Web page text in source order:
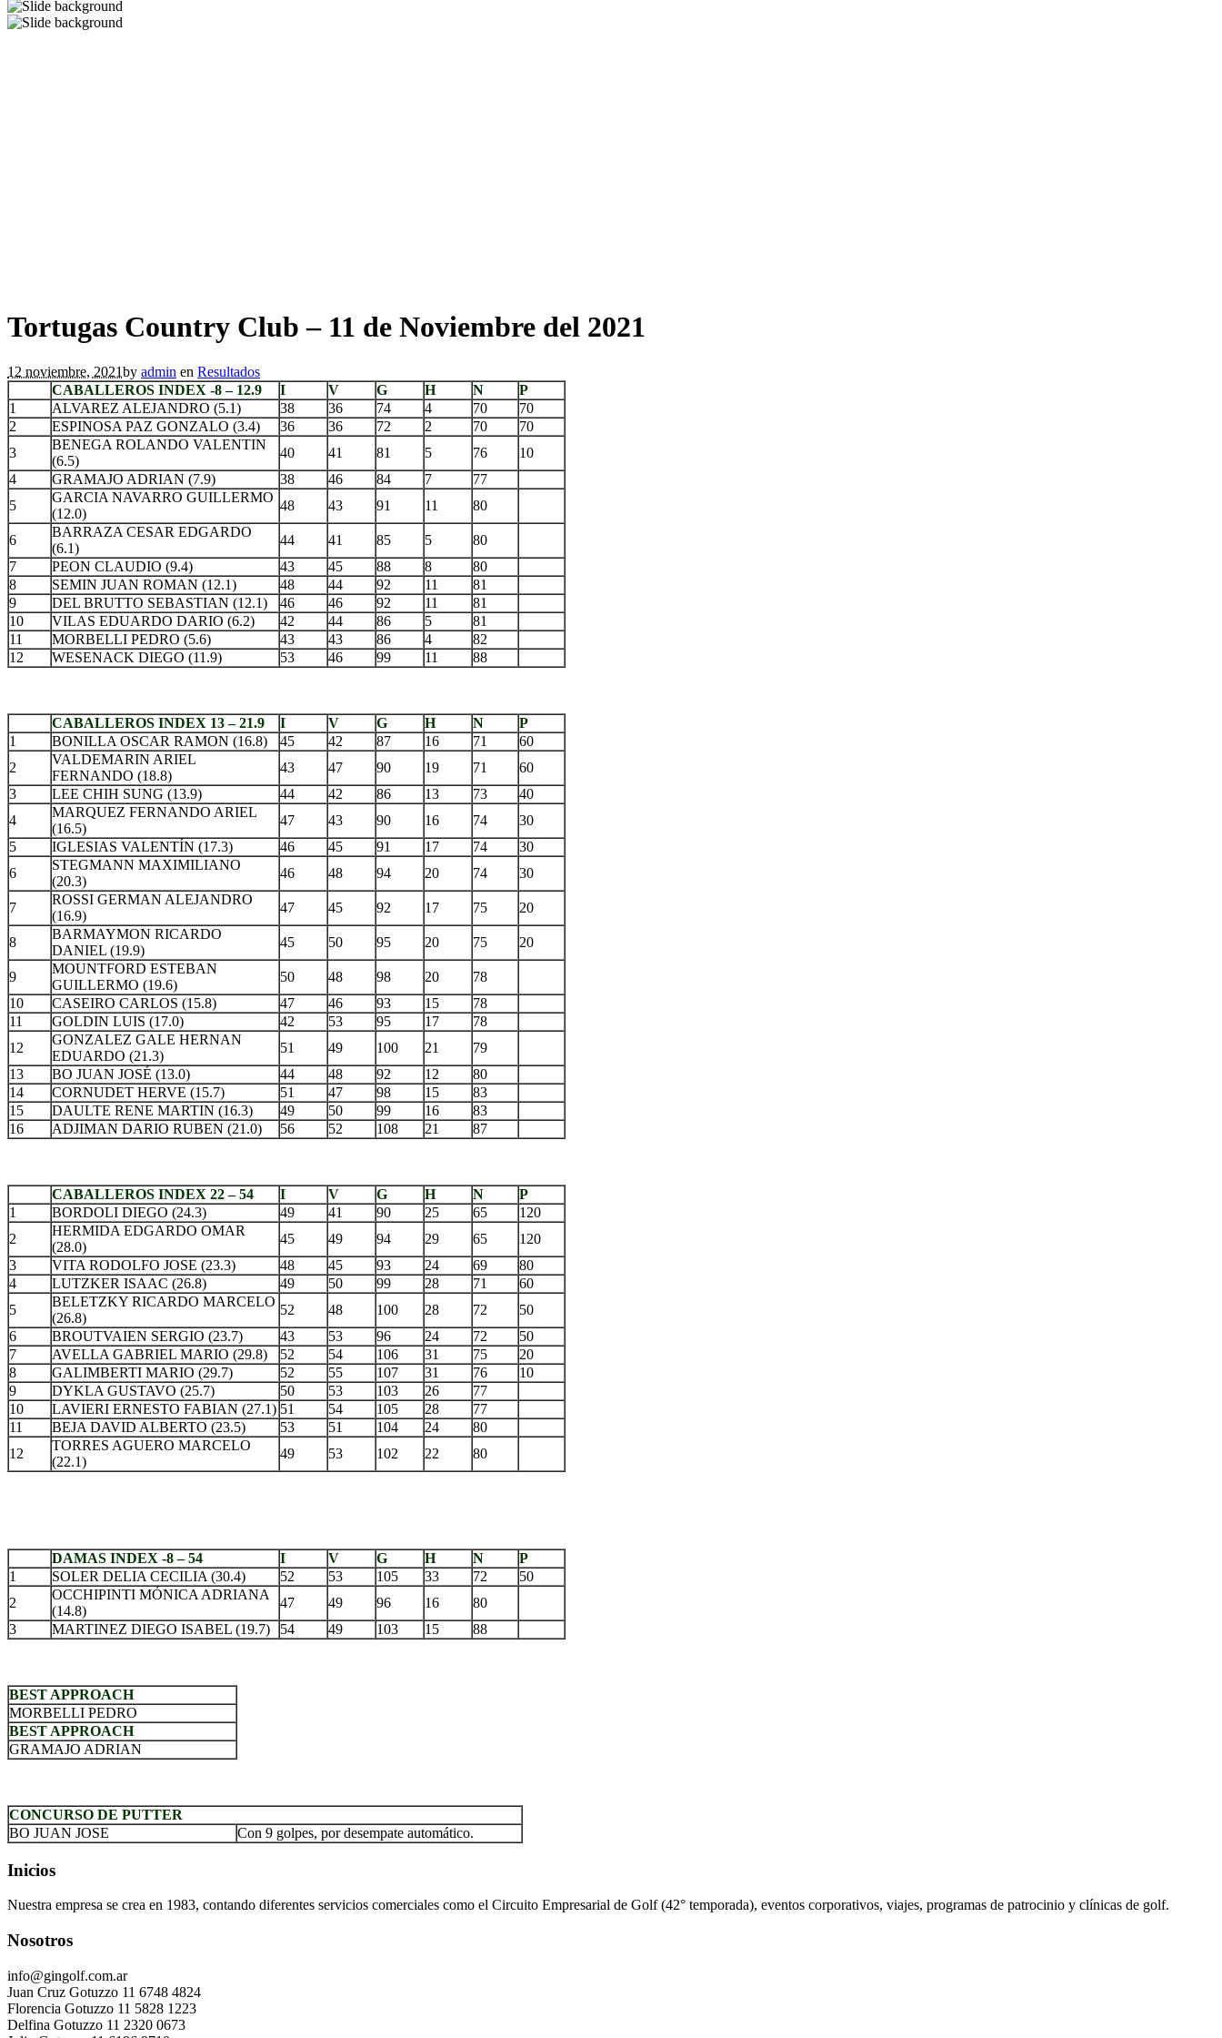
Tortugas Country Club – 11 de Noviembre del 2021
12 noviembre, 2021by admin en Resultados
CABALLEROS INDEX -8 – 12.9
I V G H N
P
1
ALVAREZ ALEJANDRO (5.1) 38 36 74 4 70
70
2
ESPINOSA PAZ GONZALO (3.4) 36 36 72 2 70
70
3
BENEGA ROLANDO VALENTIN
(6.5)
40 41 81 5 76
10
4
GRAMAJO ADRIAN (7.9) 38 46 84 7
77
5
GARCIA NAVARRO GUILLERMO
(12.0)
48 43 91 11 80
6
BARRAZA CESAR EDGARDO
(6.1)
44 41 85 5
80
7
PEON CLAUDIO (9.4) 43 45 88 8
80
8
SEMIN JUAN ROMAN (12.1) 48 44 92 11
81
9
DEL BRUTTO SEBASTIAN (12.1) 46 46 92 11
81
10
VILAS EDUARDO DARIO (6.2) 42 44 86 5
81
11
MORBELLI PEDRO (5.6) 43 43 86 4
82
12
WESENACK DIEGO (11.9) 53 46 99 11 88
CABALLEROS INDEX 13 – 21.9 I V G H N
P
1
BONILLA OSCAR RAMON (16.8) 45 42 87 16 71
60
2
VALDEMARIN ARIEL
FERNANDO (18.8)
43 47 90 19 71
60
3
LEE CHIH SUNG (13.9) 44 42 86 13 73
40
4
MARQUEZ FERNANDO ARIEL
(16.5)
47 43 90 16 74
30
5
IGLESIAS VALENTÍN (17.3) 46 45 91 17 74
30
6
STEGMANN MAXIMILIANO
(20.3)
46 48 94 20 74 30
7
ROSSI GERMAN ALEJANDRO
(16.9)
47 45 92 17 75 20
8
BARMAYMON RICARDO
DANIEL (19.9)
45 50 95 20 75 20
9
MOUNTFORD ESTEBAN
GUILLERMO (19.6)
50 48 98 20
78
10
CASEIRO CARLOS (15.8) 47 46 93 15
78
11
GOLDIN LUIS (17.0) 42 53 95 17
78
12
GONZALEZ GALE HERNAN
EDUARDO (21.3)
51 49 100 21
79
13
BO JUAN JOSÉ (13.0) 44 48 92 12
80
14
CORNUDET HERVE (15.7) 51 47 98 15
83
15
DAULTE RENE MARTIN (16.3) 49 50 99 16
83
16
ADJIMAN DARIO RUBEN (21.0) 56 52 108 21 87
CABALLEROS INDEX 22 – 54 I V G H N
P
1
BORDOLI DIEGO (24.3) 49 41 90 25 65
120
2
HERMIDA EDGARDO OMAR
(28.0)
45 49 94 29 65
120
3
VITA RODOLFO JOSE (23.3) 48 45 93 24 69
80
4
LUTZKER ISAAC (26.8) 49 50 99 28 71
60
5
BELETZKY RICARDO MARCELO
(26.8)
52 48 100 28 72
50
6
BROUTVAIEN SERGIO (23.7) 43 53 96 24 72
50
7
AVELLA GABRIEL MARIO (29.8) 52 54 106 31 75
20
8
GALIMBERTI MARIO (29.7) 52 55 107 31 76
10
9
DYKLA GUSTAVO (25.7) 50 53 103 26
77
10
LAVIERI ERNESTO FABIAN (27.1) 51 54 105 28
77
11
BEJA DAVID ALBERTO (23.5) 53 51 104 24
80
12
TORRES AGUERO MARCELO
(22.1)
49 53 102 22 80
DAMAS INDEX -8 – 54 I V G H N
P
1
SOLER DELIA CECILIA (30.4) 52 53 105 33 72
50
2
OCCHIPINTI MÓNICA ADRIANA
(14.8)
47 49 96 16
80
3
MARTINEZ DIEGO ISABEL (19.7) 54 49 103 15 88
BEST APPROACH
MORBELLI PEDRO
BEST APPROACH
GRAMAJO ADRIAN
CONCURSO DE PUTTER
BO JUAN JOSE
Con 9 golpes, por desempate automático.
Inicios
Nuestra empresa se crea en 1983, contando diferentes servicios comerciales como el Circuito Empresarial de Golf (42° temporada), eventos corporativos, viajes, programas de patrocinio y clínicas de golf.
Nosotros
info@gingolf.com.ar
Juan Cruz Gotuzzo 11 6748 4824
Florencia Gotuzzo 11 5828 1223
Delfina Gotuzzo 11 2320 0673